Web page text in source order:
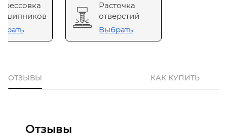
Расточка
отверстий
Выбрать
ОТЗЫВЫ КАК КУПИТЬ
Отзывы